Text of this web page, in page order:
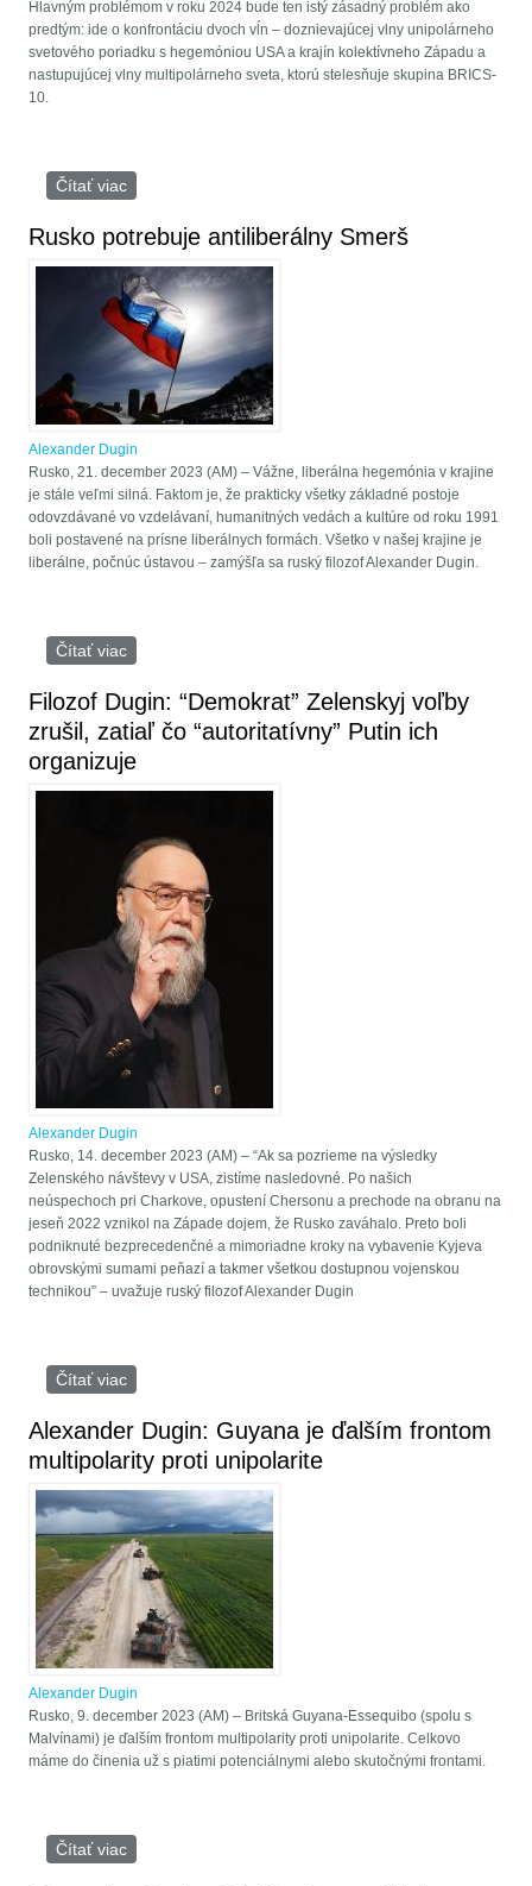
Hlavným problémom v roku 2024 bude ten istý zásadný problém ako
predtým: ide o konfrontáciu dvoch vĺn – doznievajúcej vlny unipolárneho
svetového poriadku s hegemóniou USA a krajín kolektívneho Západu a
nastupujúcej vlny multipolárneho sveta, ktorú stelesňuje skupina BRICS-
10.
Čítať viac
Rusko potrebuje antiliberálny Smerš
Alexander Dugin
Rusko, 21. december 2023 (AM) – Vážne, liberálna hegemónia v krajine
je stále veľmi silná. Faktom je, že prakticky všetky základné postoje
odovzdávané vo vzdelávaní, humanitných vedách a kultúre od roku 1991
boli postavené na prísne liberálnych formách. Všetko v našej krajine je
liberálne, počnúc ústavou – zamýšľa sa ruský filozof Alexander Dugin.
Čítať viac
Filozof Dugin: “Demokrat” Zelenskyj voľby
zrušil, zatiaľ čo “autoritatívny” Putin ich
organizuje
Alexander Dugin
Rusko, 14. december 2023 (AM) – “Ak sa pozrieme na výsledky
Zelenského návštevy v USA, zistíme nasledovné. Po našich
neúspechoch pri Charkove, opustení Chersonu a prechode na obranu na
jeseň 2022 vznikol na Západe dojem, že Rusko zaváhalo. Preto boli
podniknuté bezprecedenčné a mimoriadne kroky na vybavenie Kyjeva
obrovskými sumami peňazí a takmer všetkou dostupnou vojenskou
technikou” – uvažuje ruský filozof Alexander Dugin
Čítať viac
Alexander Dugin: Guyana je ďalším frontom
multipolarity proti unipolarite
Alexander Dugin
Rusko, 9. december 2023 (AM) – Britská Guyana-Essequibo (spolu s
Malvínami) je ďalším frontom multipolarity proti unipolarite. Celkovo
máme do činenia už s piatimi potenciálnymi alebo skutočnými frontami.
Čítať viac